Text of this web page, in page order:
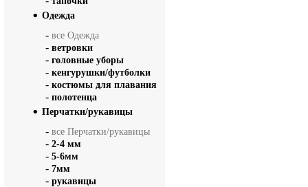
Одежда
- все Одежда
- ветровки
- головные уборы
- кенгурушки/футболки
- костюмы для плавания
- полотенца
Перчатки/рукавицы
- все Перчатки/рукавицы
- 2-4 мм
- 5-6мм
- 7мм
- рукавицы